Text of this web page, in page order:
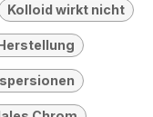
Kolloid wirkt nicht